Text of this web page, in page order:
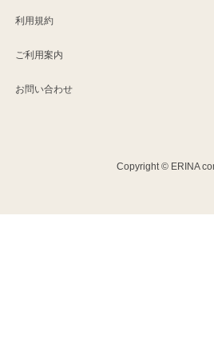
利用規約
ご利用案内
お問い合わせ
Copyright © ERINA